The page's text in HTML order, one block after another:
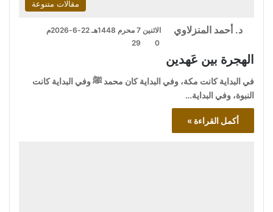
مقالات متنوعة
د. أحمد المنزلاوي
الاثنين 7 محرم 1448هـ 22-6-2026م
0
29
الهجرة بين عَهدين
في البداية كانت مكة، وفي البداية كان محمد ﷺ وفي البداية كانت
النبوة، وفي البداية…
أكمل القراءة »